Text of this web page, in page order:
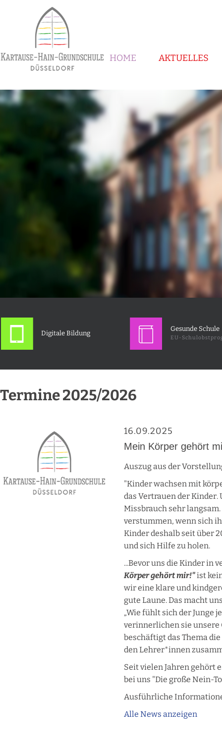
HOME AKTUELLES
Digitale Bildung
Gesunde Schule
EU-
Termine 2025/2026
16.09.2025
Mein Körper gehört
Auszug aus der
"Kinder wachsen mit
das Vertrauen der
Missbrauch sehr
verstummen, wenn sich
Kinder deshalb seit über
und sich Hilfe zu holen.
...Bevor uns die Kinder in
Körper gehört mir!"ist
wir eine klare und
gute Laune. Das macht
„Wie fühlt sich der Junge
verinnerlichen sie unsere
beschäftigt das Thema
den Lehrer*innen
Seit vielen Jahren gehört
bei uns "Die große Nein-
Ausführliche
Alle News anzeigen